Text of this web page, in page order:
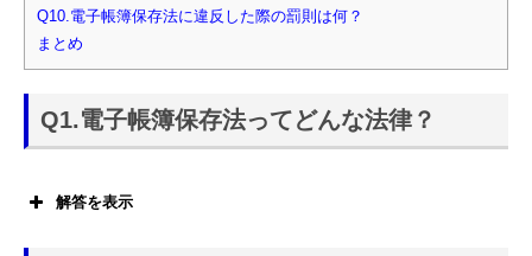
Q10.電子帳簿保存法に違反した際の罰則は何？
まとめ
Q1.電子帳簿保存法ってどんな法律？
解答を表示